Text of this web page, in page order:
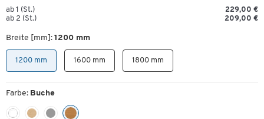
ab 1 (St.)
229,00 €
ab 2 (St.)
209,00 €
Breite [mm]: 1200 mm
1200 mm 1600 mm 1800 mm
Farbe: Buche